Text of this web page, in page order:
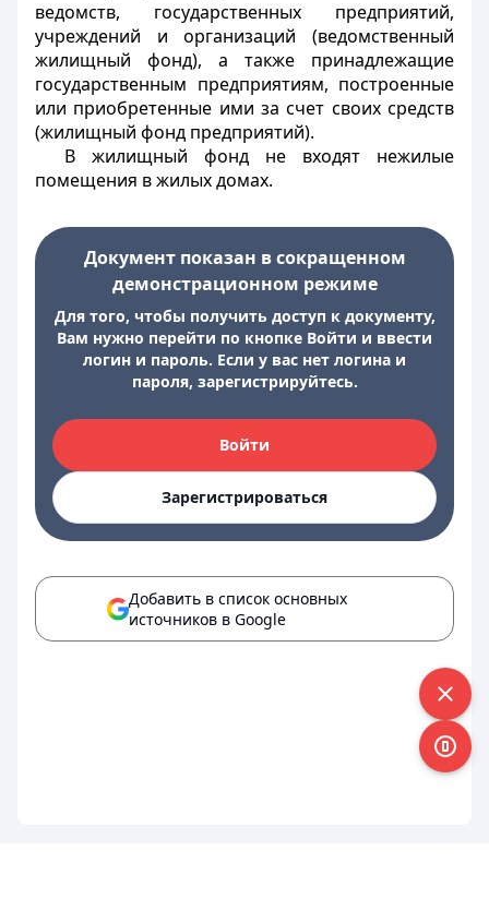
ведомств, государственных предприятий,
учреждений и организаций (ведомственный
жилищный фонд), а также принадлежащие
государственным предприятиям, построенные
или приобретенные ими за счет своих средств
(жилищный фонд предприятий).
В жилищный фонд не входят нежилые
помещения в жилых домах.
Документ показан в сокращенном
демонстрационном режиме
Для того, чтобы получить доступ к документу,
Вам нужно перейти по кнопке Войти и ввести
логин и пароль. Если у вас нет логина и
пароля, зарегистрируйтесь.
Войти
Зарегистрироваться
Добавить в список основных
источников в Google